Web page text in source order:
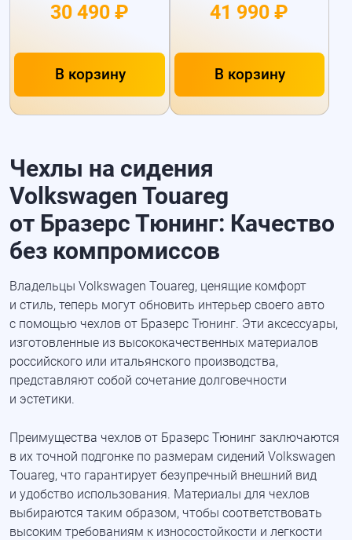
30 490 ₽
В корзину
41 990 ₽
В корзину
Чехлы на сидения
Volkswagen Touareg
от Бразерс Тюнинг: Качество
без компромиссов
Владельцы Volkswagen Touareg, ценящие комфорт
и стиль, теперь могут обновить интерьер своего авто
с помощью чехлов от Бразерс Тюнинг. Эти аксессуары,
изготовленные из высококачественных материалов
российского или итальянского производства,
представляют собой сочетание долговечности
и эстетики.
Преимущества чехлов от Бразерс Тюнинг заключаются
в их точной подгонке по размерам сидений Volkswagen
Touareg, что гарантирует безупречный внешний вид
и удобство использования. Материалы для чехлов
выбираются таким образом, чтобы соответствовать
высоким требованиям к износостойкости и легкости